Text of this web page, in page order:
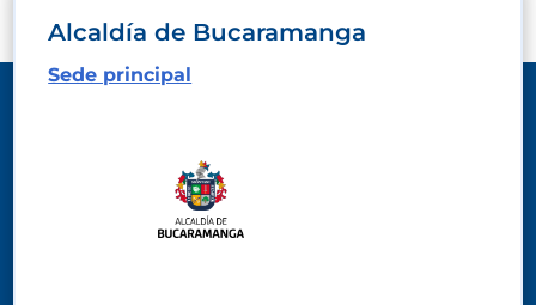
Alcaldía de Bucaramanga
Sede principal